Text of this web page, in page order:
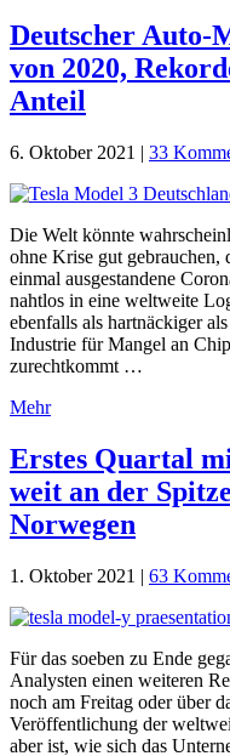
Deutscher
von 2020,
Anteil
6. Oktober 2021 | 33
Die Welt könnte
ohne Krise gut gebrauchen,
einmal ausgestandene
nahtlos in eine weltweite
ebenfalls als hartnäckiger
Industrie für Mangel an
zurechtkommt …
Mehr
Erstes Quartal
weit an der
Norwegen
1. Oktober 2021 | 63
Für das soeben zu Ende
Analysten einen weiteren
noch am Freitag oder über
Veröffentlichung der
aber ist, wie sich das